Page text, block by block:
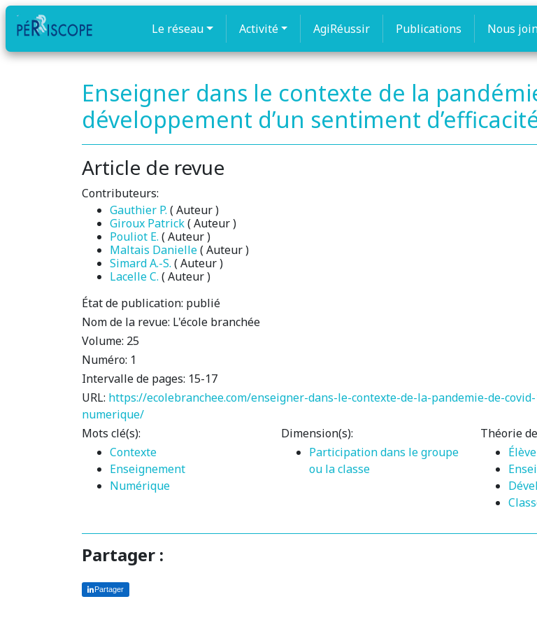
Le réseau Activité AgiRéussir Publications Nous
Enseigner dans le contexte de la
développement d’un sentiment
Article de revue
Contributeurs:
Gauthier P. ( Auteur )
Giroux Patrick( Auteur )
Pouliot E. ( Auteur )
Maltais Danielle( Auteur )
Simard A.-S. ( Auteur )
Lacelle C. ( Auteur )
État de publication: publié
Nom de la revue: L'école branchée
Volume: 25
Numéro: 1
Intervalle de pages: 15-17
URL: https://ecolebranchee.com/enseigner-dans-le-contexte-de-la-pandemie-de-
numerique/
Mots clé(s):
Contexte
Enseignement
Numérique
Dimension(s):
Participation dans le groupe
ou la classe
Théorie
Élève
Partager :
Partager